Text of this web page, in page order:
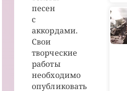
песен
с
аккордами.
Свои
творческие
работы
необходимо
опубликовать